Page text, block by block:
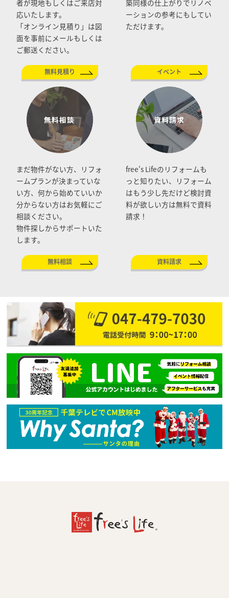
者が現地もしくはご来店対
応いたします。
「オンライン見積り」は図
面を事前にメールもしくは
ご郵送ください。
無料見積り
築同様の仕上がりでリノベ
ーションの参考にもしてい
ただけます。
イベント
まだ物件がない方、リフォ
ームプランが決まっていな
い方、何から始めていいか
分からない方はお気軽にご
相談ください。
物件探しからサポートいた
します。
無料相談
free's Lifeのリフォームも
っと知りたい、リフォーム
はもう少し先だけど検討資
料が欲しい方は無料で資料
請求！
資料請求